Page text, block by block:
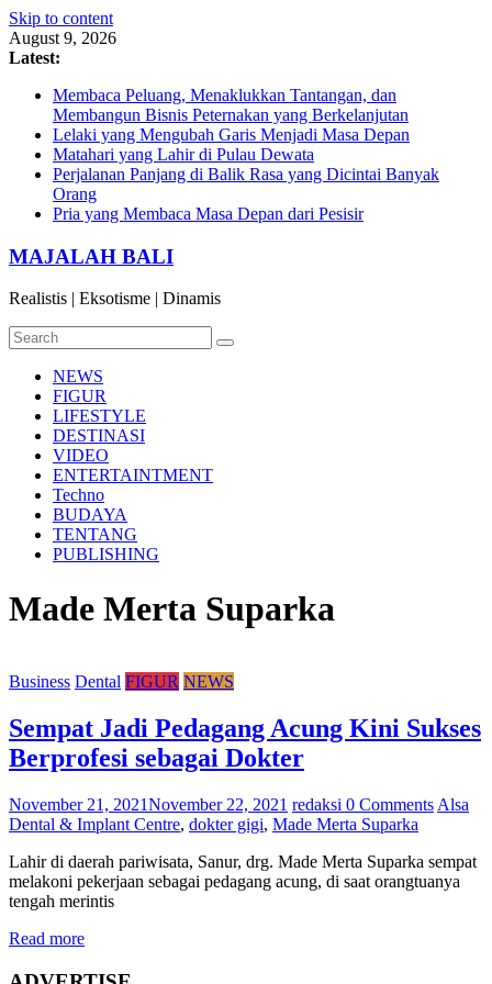
Skip to content
August 9, 2026
Latest:
Membaca Peluang, Menaklukkan Tantangan, dan
Membangun Bisnis Peternakan yang Berkelanjutan
Lelaki yang Mengubah Garis Menjadi Masa Depan
Matahari yang Lahir di Pulau Dewata
Perjalanan Panjang di Balik Rasa yang Dicintai Banyak
Orang
Pria yang Membaca Masa Depan dari Pesisir
MAJALAH BALI
Realistis | Eksotisme | Dinamis
NEWS
FIGUR
LIFESTYLE
DESTINASI
VIDEO
ENTERTAINTMENT
Techno
BUDAYA
TENTANG
PUBLISHING
Made Merta Suparka
Business Dental FIGUR NEWS
Sempat Jadi Pedagang Acung Kini Sukses
Berprofesi sebagai Dokter
November 21, 2021November 22, 2021 redaksi 0 Comments Alsa
Dental & Implant Centre, dokter gigi, Made Merta Suparka
Lahir di daerah pariwisata, Sanur, drg. Made Merta Suparka sempat
melakoni pekerjaan sebagai pedagang acung, di saat orangtuanya
tengah merintis
Read more